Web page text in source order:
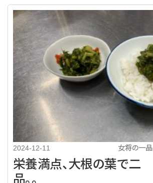
女将の一品
2024-12-11
栄養満点、大根の葉で二
品。。